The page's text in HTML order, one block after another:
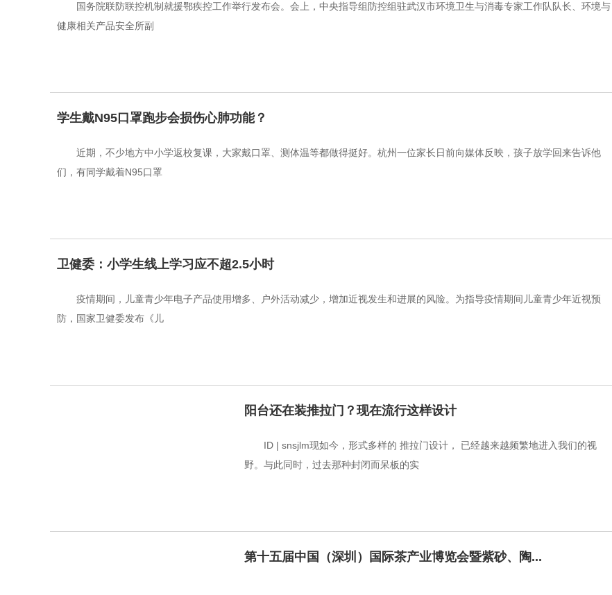
国务院联防联控机制就援鄂疾控工作举行发布会。会上，中央指导组防控组驻武汉市环境卫生与消毒专家工作队队长、环境与
健康相关产品安全所副
学生戴N95口罩跑步会损伤心肺功能？
近期，不少地方中小学返校复课，大家戴口罩、测体温等都做得挺好。杭州一位家长日前向媒体反映，孩子放学回来告诉他
们，有同学戴着N95口罩
卫健委：小学生线上学习应不超2.5小时
疫情期间，儿童青少年电子产品使用增多、户外活动减少，增加近视发生和进展的风险。为指导疫情期间儿童青少年近视预
防，国家卫健委发布《儿
阳台还在装推拉门？现在流行这样设计
ID | snsjlm现如今，形式多样的 推拉门设计， 已经越来越频繁地进入我们的视
野。与此同时，过去那种封闭而呆板的实
第十五届中国（深圳）国际茶产业博览会暨紫砂、陶...